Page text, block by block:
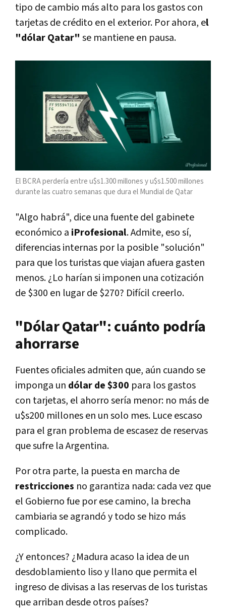
tipo de cambio más alto para los gastos con
tarjetas de crédito en el exterior. Por ahora, el
"dólar Qatar" se mantiene en pausa.
El BCRA perdería entre u$s1.300 millones y u$s1.500 millones
durante las cuatro semanas que dura el Mundial de Qatar
"Algo habrá", dice una fuente del gabinete
económico a iProfesional. Admite, eso sí,
diferencias internas por la posible "solución"
para que los turistas que viajan afuera gasten
menos. ¿Lo harían si imponen una cotización
de $300 en lugar de $270? Difícil creerlo.
"Dólar Qatar": cuánto podría
ahorrarse
Fuentes oficiales admiten que, aún cuando se
imponga un dólar de $300 para los gastos
con tarjetas, el ahorro sería menor: no más de
u$s200 millones en un solo mes. Luce escaso
para el gran problema de escasez de reservas
que sufre la Argentina.
Por otra parte, la puesta en marcha de
restricciones no garantiza nada: cada vez que
el Gobierno fue por ese camino, la brecha
cambiaria se agrandó y todo se hizo más
complicado.
¿Y entonces? ¿Madura acaso la idea de un
desdoblamiento liso y llano que permita el
ingreso de divisas a las reservas de los turistas
que arriban desde otros países?